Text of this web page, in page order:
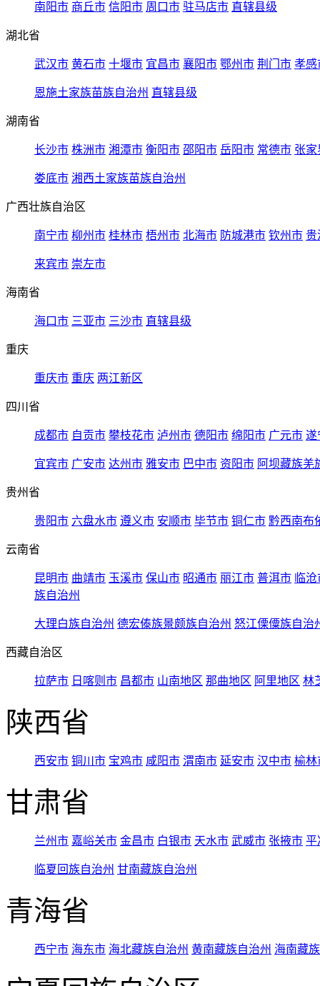
南阳市 商丘市 信阳市 周口市 驻马店市 直辖县级
湖北省
武汉市 黄石市 十堰市 宜昌市 襄阳市 鄂州市 荆门市 孝感
恩施土家族苗族自治州 直辖县级
湖南省
长沙市 株洲市 湘潭市 衡阳市 邵阳市 岳阳市 常德市 张家
娄底市 湘西土家族苗族自治州
广西壮族自治区
南宁市 柳州市 桂林市 梧州市 北海市 防城港市 钦州市 贵
来宾市 崇左市
海南省
海口市 三亚市 三沙市 直辖县级
重庆
重庆市 重庆 两江新区
四川省
成都市 自贡市 攀枝花市 泸州市 德阳市 绵阳市 广元市 遂
宜宾市 广安市 达州市 雅安市 巴中市 资阳市 阿坝藏族羌
贵州省
贵阳市 六盘水市 遵义市 安顺市 毕节市 铜仁市 黔西南布
云南省
昆明市 曲靖市 玉溪市 保山市 昭通市 丽江市 普洱市 临
族自治州
大理白族自治州 德宏傣族景颇族自治州 怒江傈僳族自治
西藏自治区
拉萨市 日喀则市 昌都市 山南地区 那曲地区 阿里地区 林
陕西省
西安市 铜川市 宝鸡市 咸阳市 渭南市 延安市 汉中市 榆林
甘肃省
兰州市 嘉峪关市 金昌市 白银市 天水市 武威市 张掖市 平
临夏回族自治州 甘南藏族自治州
青海省
西宁市 海东市 海北藏族自治州 黄南藏族自治州 海南藏